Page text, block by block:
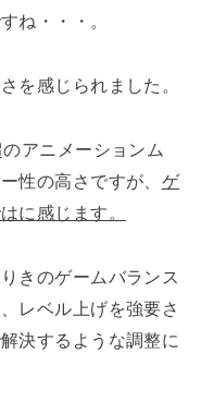
ね・・・。
を感じられました。
アニメーションム
性の高さですが、 ゲ
に感じます。
きのゲームバランス
レベル上げを強要さ
決するような調整に